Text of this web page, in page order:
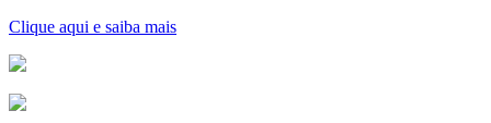
Clique aqui e saiba mais